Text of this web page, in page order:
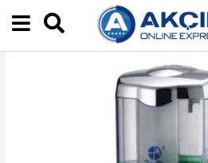
Temizlik Sıvıları
YİBER KROM SABUNLUK TEKLİ 380ML